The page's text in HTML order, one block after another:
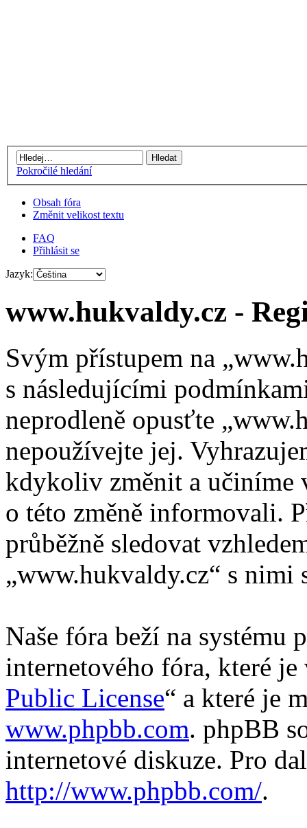
Pokročilé hledání
Obsah fóra
Změnit velikost textu
FAQ
Přihlásit se
Jazyk:
www.hukvaldy.cz -
Svým přístupem na
s následujícími
neprodleně opusťte
nepoužívejte jej.
kdykoliv změnit a učiníme
o této změně informovali.
průběžně sledovat
„www.hukvaldy.cz“ s nimi
Naše fóra beží na systému
internetového fóra, které
Public License“ a které je
www.phpbb.com. phpBB
internetové diskuze. Pro
http://www.phpbb.com/.